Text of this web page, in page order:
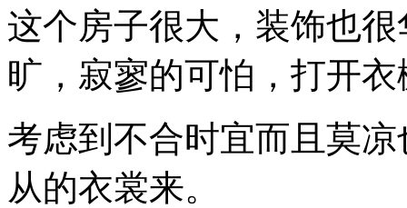
这个房子很大，装饰也
旷，寂寥的可怕，打开
考虑到不合时宜而且莫
从的衣裳来。